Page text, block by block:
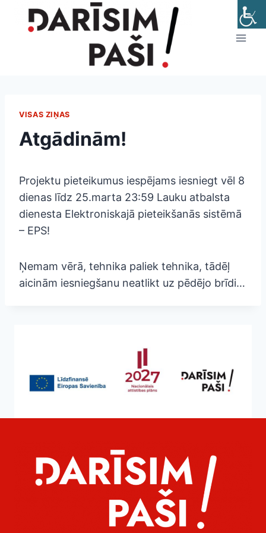
VISAS ZIŅAS
Atgādinām!
Projektu pieteikumus iespējams iesniegt vēl 8
dienas līdz 25.marta 23:59 Lauku atbalsta
dienesta Elektroniskajā pieteikšanās sistēmā
– EPS!
Ņemam vērā, tehnika paliek tehnika, tādēļ
aicinām iesniegšanu neatlikt uz pēdējo brīdi…